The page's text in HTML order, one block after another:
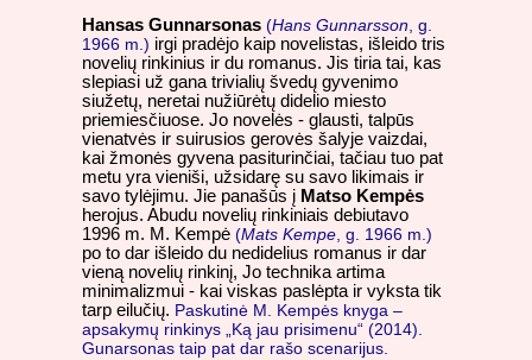
Hansas Gunnarsonas (Hans Gunnarsson, g.
1966 m.) irgi pradėjo kaip novelistas, išleido tris
novelių rinkinius ir du romanus. Jis tiria tai, kas
slepiasi už gana trivialių švedų gyvenimo
siužetų, neretai nužiūrėtų didelio miesto
priemiesčiuose. Jo novelės - glausti, talpūs
vienatvės ir suirusios gerovės šalyje vaizdai,
kai žmonės gyvena pasiturinčiai, tačiau tuo pat
metu yra vieniši, užsidarę su savo likimais ir
savo tylėjimu. Jie panašūs į Matso Kempės
herojus. Abudu novelių rinkiniais debiutavo
1996 m. M. Kempė (Mats Kempe, g. 1966 m.)
po to dar išleido du nedidelius romanus ir dar
vieną novelių rinkinį, Jo technika artima
minimalizmui - kai viskas paslėpta ir vyksta tik
tarp eilučių. Paskutinė M. Kempės knyga –
apsakymų rinkinys „Ką jau prisimenu“ (2014).
Gunarsonas taip pat dar rašo scenarijus.